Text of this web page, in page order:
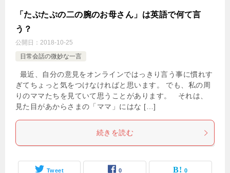
「たぷたぷの二の腕のお母さん」は英語で何て言
う？
公開日： 2018-10-25
日常会話の微妙な一言
最近、自分の意見をオンラインではっきり言う事に慣れす
ぎてちょっと気をつけなければと思います。 でも、私の周
りのママたちを見ていて思うことがあります。 それは、
見た目があからさまの「ママ」にはな […]
続きを読む
Tweet 0 0